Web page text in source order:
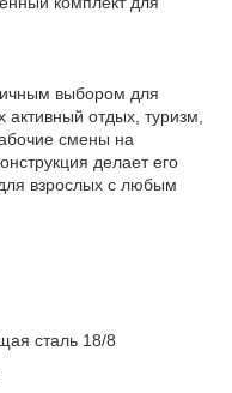
выбором для
отдых, туризм,
смены на
делает его
взрослых с любым
сталь 18/8